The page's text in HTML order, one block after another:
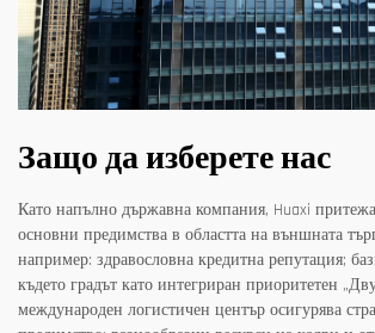
Защо да изберете нас
Като напълно държавна компания, Huaxi
основни предимства в областта на външната
например: здравословна кредитна репутация;
където градът като интегриран приоритетен
международен логистичен център осигурява